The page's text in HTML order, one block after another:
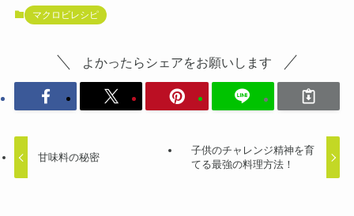
マクロビレシピ
よかったらシェアをお願いします
甘味料の秘密
子供のチャレンジ精神を育
てる最強の料理方法！